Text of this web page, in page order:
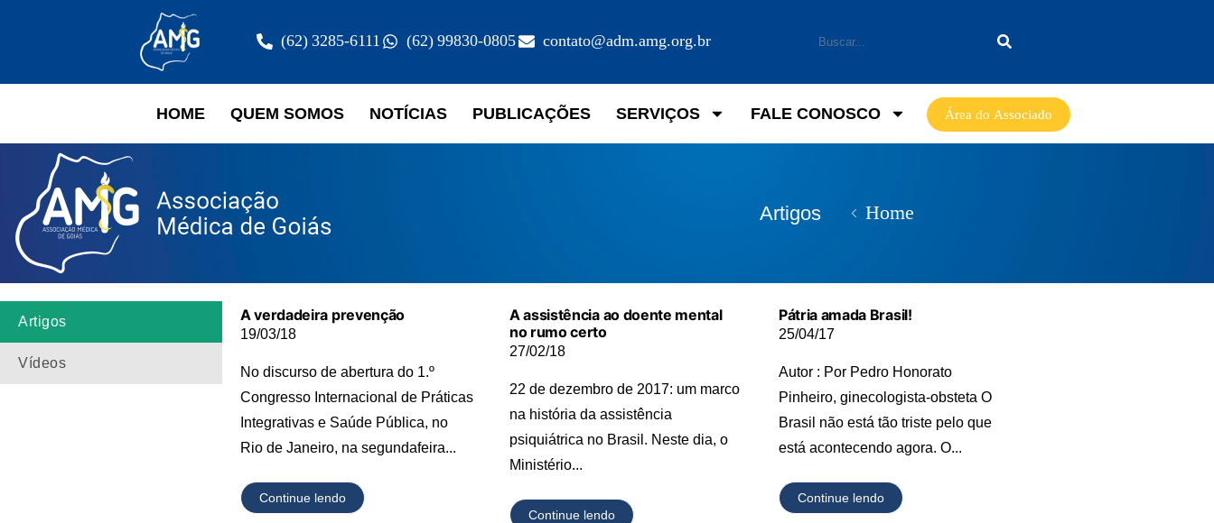
(62) 3285-6111 (62) 99830-0805 contato@adm.amg.org.br
HOME QUEM SOMOS NOTÍCIAS PUBLICAÇÕES SERVIÇOS FALE CONOSCO Área do Associado
Artigos Home
Artigos
Vídeos
A verdadeira prevenção
19/03/18
No discurso de abertura do 1.º
Congresso Internacional de Práticas
Integrativas e Saúde Pública, no
Rio de Janeiro, na segundafeira...
Continue lendo
A assistência ao doente mental
no rumo certo
27/02/18
22 de dezembro de 2017: um marco
na história da assistência
psiquiátrica no Brasil. Neste dia, o
Ministério...
Continue lendo
Pátria amada Brasil!
25/04/17
Autor : Por Pedro Honorato
Pinheiro, ginecologista-obsteta O
Brasil não está tão triste pelo que
está acontecendo agora. O...
Continue lendo